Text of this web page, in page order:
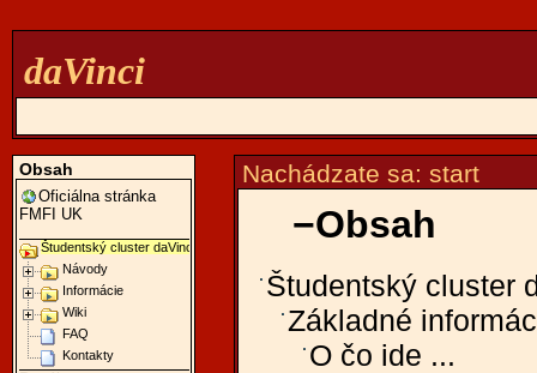
daVinci
Nachádzate sa:start
−Obsah
Študentský cluster
Základné
O čo ide ...
Obsah
Oficiálna stránka
FMFI UK
Študentský cluster daVinci
Návody
Informácie
Wiki
FAQ
Kontakty